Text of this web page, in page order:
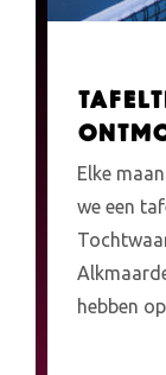
Elke
we een
hebben